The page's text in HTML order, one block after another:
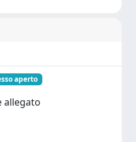
aperto
allegato